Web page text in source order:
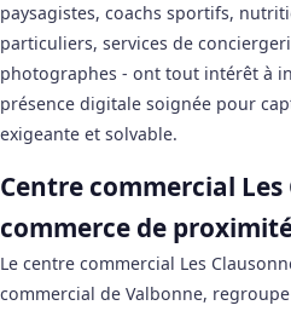
paysagistes, coachs sportifs,
particuliers, services de
photographes - ont tout intérêt à
présence digitale soignée pour
exigeante et solvable.
Centre commercial Les
commerce de
Le centre commercial Les
commercial de Valbonne,